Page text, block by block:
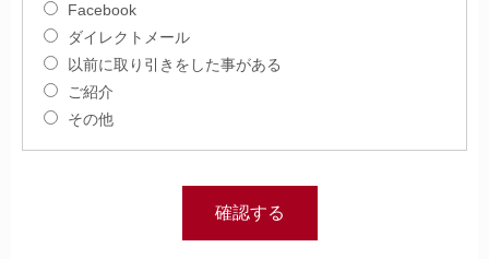
Facebook
ダイレクトメール
以前に取り引きをした事がある
ご紹介
その他